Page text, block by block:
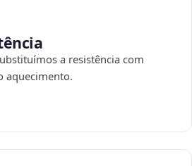
a resistência com
aquecimento.